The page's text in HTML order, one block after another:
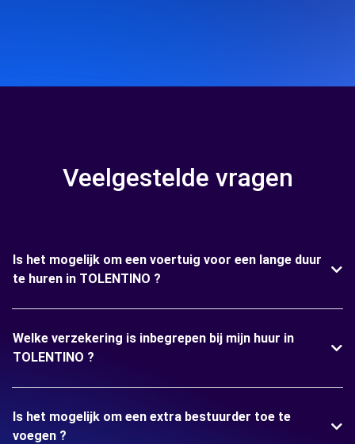
Veelgestelde vragen
Is het mogelijk om een voertuig voor een lange duur
te huren in TOLENTINO ?
Welke verzekering is inbegrepen bij mijn huur in
TOLENTINO ?
Is het mogelijk om een extra bestuurder toe te
voegen ?